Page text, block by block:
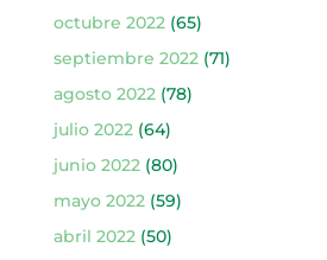
octubre 2022(65)
septiembre 2022(71)
agosto 2022(78)
julio 2022(64)
junio 2022(80)
mayo 2022(59)
abril 2022(50)